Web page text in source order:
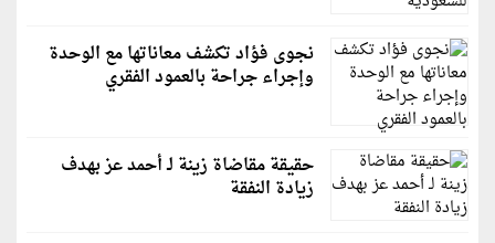
نجوى فؤاد تكشف معاناتها مع الوحدة
وإجراء جراحة بالعمود الفقري
حقيقة مقاضاة زينة لـ أحمد عز بهدف
زيادة النفقة